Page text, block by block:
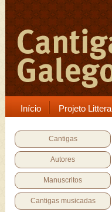
Início Projeto Littera
Cantigas
Autores
Manuscritos
Cantigas musicadas